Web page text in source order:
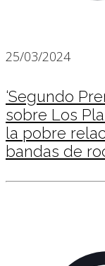
25/03/2024
‘Segundo
sobre Los
la pobre
bandas de